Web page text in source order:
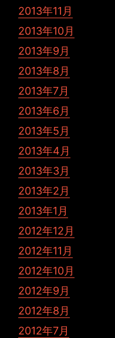
2013年11月
2013年10月
2013年9月
2013年8月
2013年7月
2013年6月
2013年5月
2013年4月
2013年3月
2013年2月
2013年1月
2012年12月
2012年11月
2012年10月
2012年9月
2012年8月
2012年7月